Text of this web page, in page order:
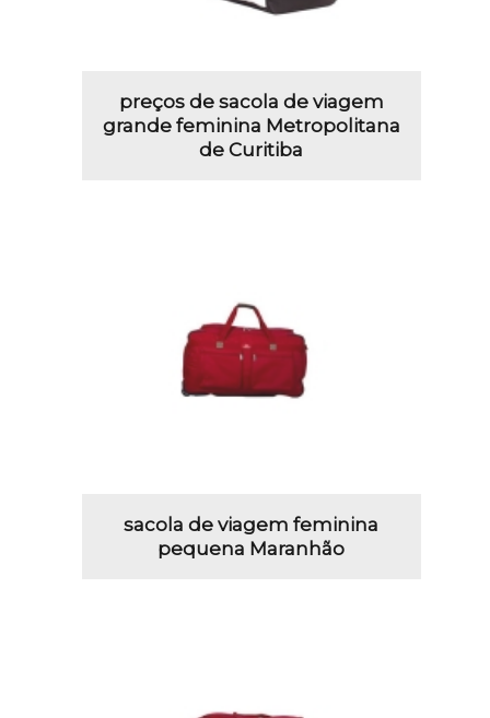
preços de sacola de viagem
grande feminina Metropolitana
de Curitiba
sacola de viagem feminina
pequena Maranhão